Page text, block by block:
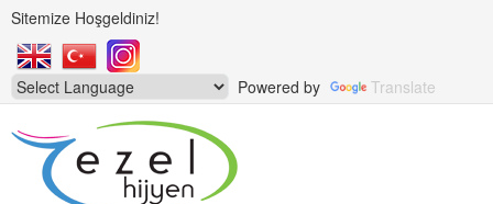
Sitemize Hoşgeldiniz!
Powered by Translate